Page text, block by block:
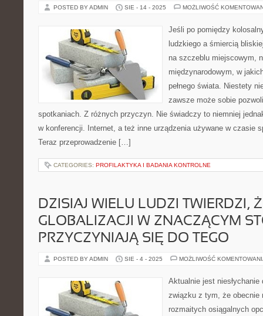
POSTED BY ADMIN SIE - 14 - 2025 MOŻLIWOŚĆ
Jeśli po pomiędzy
ludzkiego a śmiercią
na szczeblu miejscowym,
międzynarodowym, w
pełnego świata. Niestety
zawsze może sobie
spotkaniach. Z różnych przyczyn. Nie świadczy to niemniej
w konferencji. Internet, a też inne urządzenia używane w czasie
Teraz przeprowadzenie […]
CATEGORIES: PROFILAKTYKA I BADANIA KONTROLNE
DZISIAJ WIELU LUDZI TWIERDZI,
GLOBALIZACJI W ZNACZĄCYM
PRZYCZYNIAJĄ SIĘ DO TEGO
POSTED BY ADMIN SIE - 4 - 2025 MOŻLIWOŚĆ
Aktualnie jest
związku z tym, że obecnie
rozmaitych osiągalnych